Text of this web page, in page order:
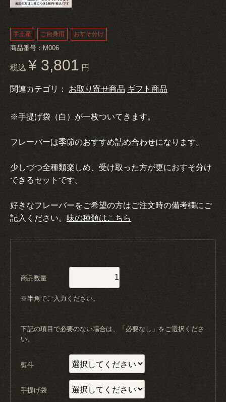
手土産 ご自身用 おすそ分け
商品番号：M006
税込 ¥ 3,801 円
関連カテゴリ： お取り寄せ商品 ギフト商品
※手提げ袋（白）が一枚ついてきます。
フレーバーは季節のおすすめ詰め合わせになります。
少しづつ全種類楽しめ、受け取った方が更におすそ分け
できるセットです。
好きなフレーバーをご希望の方はご注文時の備考欄にご
記入ください。 味の種類はこちら
商品数量
※半角でご入力ください。
下記の項目で必要のない場合は、「必要なし」をご選択くださ
い。
熨斗
手提げ袋